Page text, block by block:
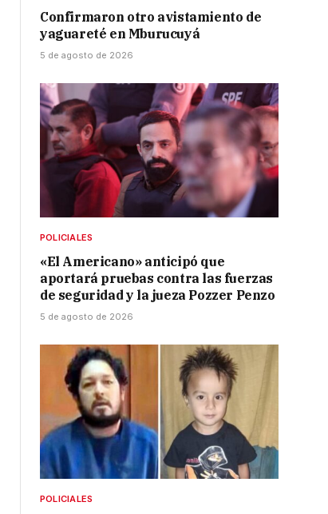
Confirmaron otro avistamiento de
yaguareté en Mburucuyá
5 de agosto de 2026
POLICIALES
«El Americano» anticipó que
aportará pruebas contra las fuerzas
de seguridad y la jueza Pozzer Penzo
5 de agosto de 2026
POLICIALES